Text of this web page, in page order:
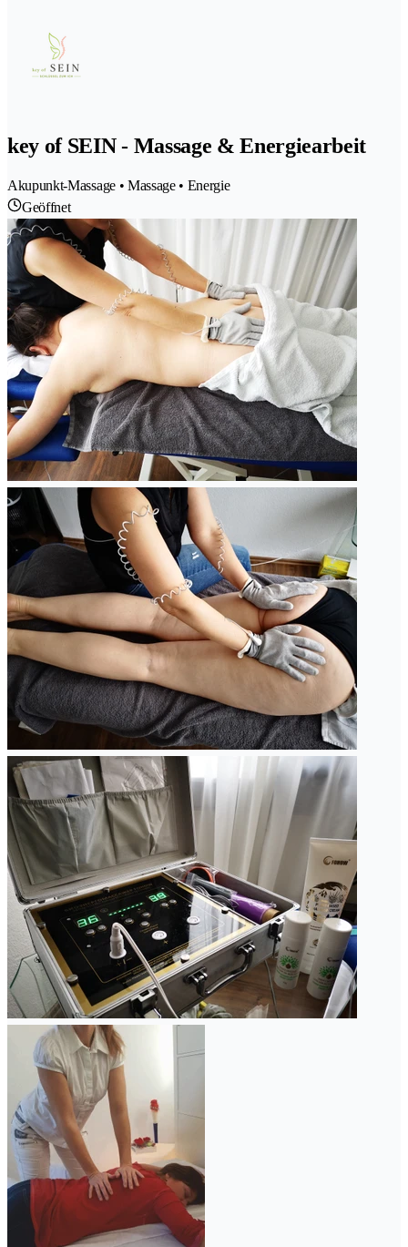
key of SEIN - Massage & Energiearbeit
Akupunkt-Massage • Massage • Energie
Geöffnet